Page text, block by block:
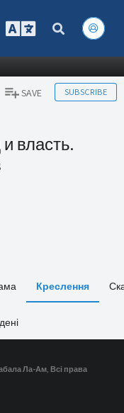
SAVE SUBSCRIBE
власть.
Креслення
Ла-Ам, Всі права